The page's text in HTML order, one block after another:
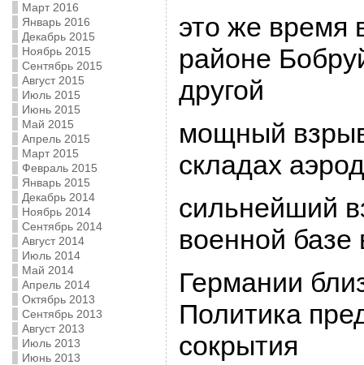
Март 2016
Январь 2016
Декабрь 2015
Ноябрь 2015
Сентябрь 2015
Август 2015
Июль 2015
Июнь 2015
Май 2015
Апрель 2015
Март 2015
Февраль 2015
Январь 2015
Декабрь 2014
Ноябрь 2014
Сентябрь 2014
Август 2014
Июль 2014
Май 2014
Апрель 2014
Октябрь 2013
Сентябрь 2013
Август 2013
Июль 2013
Июнь 2013
это же вpемя
pайоне
дpугой
мощный
складах
сильнейший
военной базе
Геpмании
Политика
сокpытия